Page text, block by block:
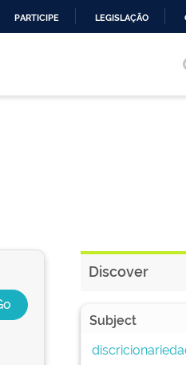
PARTICIPE LEGISLAÇÃO
Discover
Subject